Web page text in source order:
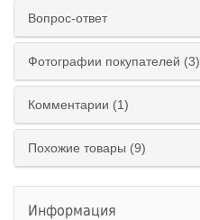
Да Нет
Ширина спального места:
Вопрос-ответ
Фотографии покупателей (3)
Комментарии (1)
Похожие товары (9)
Информация